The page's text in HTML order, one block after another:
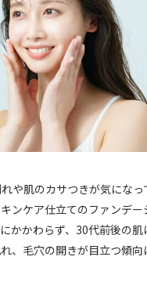
や肌のカサつきが気になっ
ンケア仕立てのファンデー
かかわらず、30代前後の肌
、毛穴の開きが目立つ傾向